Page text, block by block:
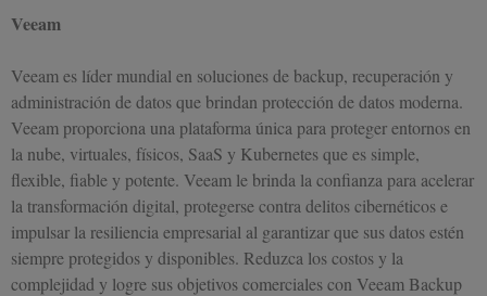
Veeam
Veeam es líder mundial en soluciones de backup, recuperación y
administración de datos que brindan protección de datos moderna.
Veeam proporciona una plataforma única para proteger entornos en
la nube, virtuales, físicos, SaaS y Kubernetes que es simple,
flexible, fiable y potente. Veeam le brinda la confianza para acelerar
la transformación digital, protegerse contra delitos cibernéticos e
impulsar la resiliencia empresarial al garantizar que sus datos estén
siempre protegidos y disponibles. Reduzca los costos y la
complejidad y logre sus objetivos comerciales con Veeam Backup